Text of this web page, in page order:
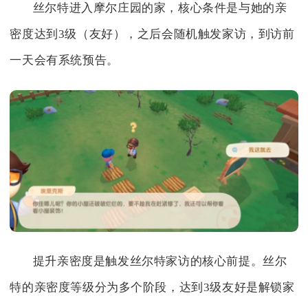
丝尔特进入摩尔庄园的家，核心条件是与她的亲
密度达到3级（友好），之后会随机触发家访，到访前
一天会有系统预告。
提升亲密度是触发丝尔特家访的核心前提。丝尔
特的亲密度等级分为多个阶段，达到3级友好是解锁家